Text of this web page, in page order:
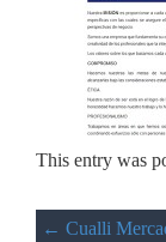
This entry was
← Cualli